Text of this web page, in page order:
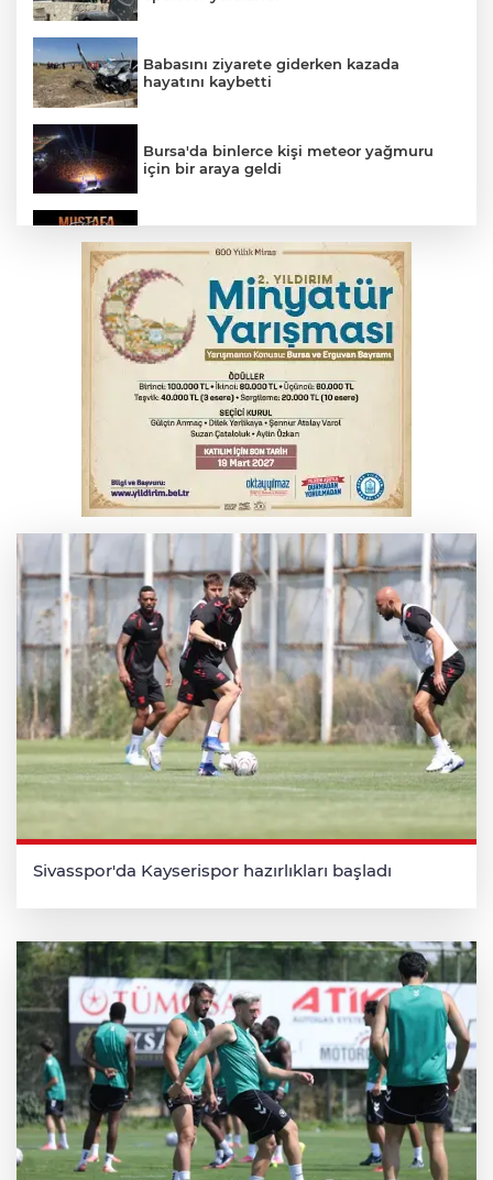
Babasını ziyarete giderken kazada
hayatını kaybetti
Bursa'da binlerce kişi meteor yağmuru
için bir araya geldi
kahkaha dolu gece
Beyaz Saray ile Taylor Swift arasında telif
savaşı
İnegöl'de orman yangını; Havadan ve
karadan müdahale başlatıldı
Bursa'da korkutan kazada 4 yaralı
Sivasspor'da Kayserispor hazırlıkları başladı